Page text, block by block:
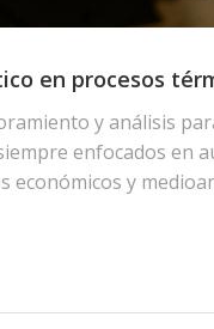
en procesos
y análisis
enfocados en
económicos y